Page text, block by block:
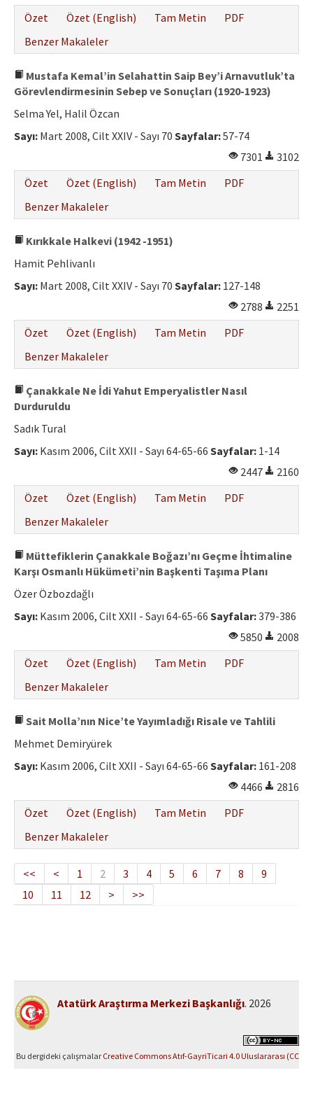
Özet
Özet (English) Tam Metin
PDF
Benzer Makaleler
Mustafa Kemal’in Selahattin Saip Bey’i Arnavutluk’ta
Görevlendirmesinin Sebep ve Sonuçları (1920-1923)
Selma Yel, Halil Özcan
Sayı: Mart 2008, Cilt XXIV - Sayı 70 Sayfalar:57-74
7301
3102
Özet
Özet (English) Tam Metin
PDF
Benzer Makaleler
Kırıkkale Halkevi (1942 -1951)
Hamit Pehlivanlı
Sayı: Mart 2008, Cilt XXIV - Sayı 70 Sayfalar: 127-148
2788
2251
Özet
Özet (English) Tam Metin
PDF
Benzer Makaleler
Çanakkale Ne İdi Yahut Emperyalistler Nasıl
Durduruldu
Sadık Tural
Sayı: Kasım 2006, Cilt XXII - Sayı 64-65-66 Sayfalar: 1-14
2447
2160
Özet
Özet (English) Tam Metin
PDF
Benzer Makaleler
Müttefiklerin Çanakkale Boğazı’nı Geçme İhtimaline
Karşı Osmanlı Hükümeti’nin Başkenti Taşıma Planı
Özer Özbozdağlı
Sayı: Kasım 2006, Cilt XXII - Sayı 64-65-66 Sayfalar:379-386
5850
2008
Özet
Özet (English) Tam Metin
PDF
Benzer Makaleler
Sait Molla’nın Nice’te Yayımladığı Risale ve Tahlili
Mehmet Demiryürek
Sayı: Kasım 2006, Cilt XXII - Sayı 64-65-66 Sayfalar: 161-208
4466
2816
Özet
Özet (English) Tam Metin
PDF
Benzer Makaleler
<< < 1 2 3 4 5 6 7 8
9
10
11 12 > >>
Atatürk Araştırma Merkezi Başkanlığı. 2026
Bu dergideki çalışmalar Creative Commons Atıf-GayriTicari 4.0 Uluslararası (CC